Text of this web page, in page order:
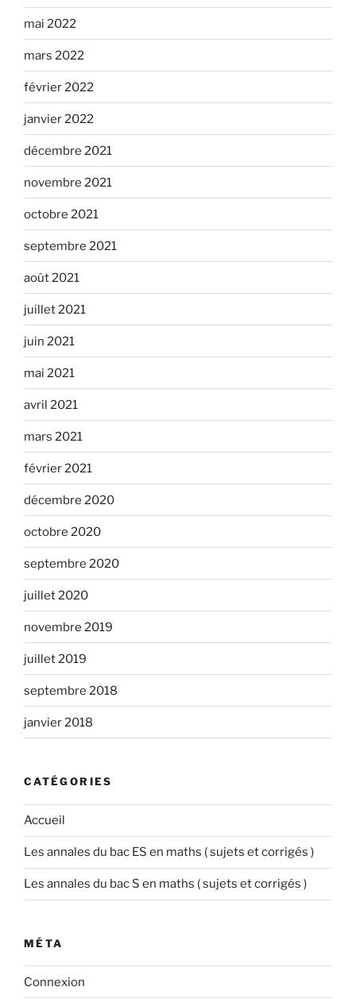
mai 2022
mars 2022
février 2022
janvier 2022
décembre 2021
novembre 2021
octobre 2021
septembre 2021
août 2021
juillet 2021
juin 2021
mai 2021
avril 2021
mars 2021
février 2021
décembre 2020
octobre 2020
septembre 2020
juillet 2020
novembre 2019
juillet 2019
septembre 2018
janvier 2018
CATÉGORIES
Accueil
Les annales du bac ES en maths ( sujets et corrigés )
Les annales du bac S en maths ( sujets et corrigés )
MÉTA
Connexion